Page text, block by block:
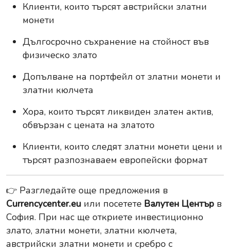
Клиенти, които търсят австрийски златни
монети
Дългосрочно съхранение на стойност във
физическо злато
Допълване на портфейл от златни монети и
златни кюлчета
Хора, които търсят ликвиден златен актив,
обвързан с цената на златото
Клиенти, които следят златни монети цени и
търсят разпознаваем европейски формат
👉 Разгледайте още предложения в
Currencycenter.eu или посетете Валутен Център в
София. При нас ще откриете инвестиционно
злато, златни монети, златни кюлчета,
австрийски златни монети и сребро с